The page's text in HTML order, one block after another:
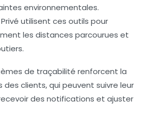
environnementales.
utilisent ces outils pour
les distances parcourues et
de traçabilité renforcent la
clients, qui peuvent suivre leur
des notifications et ajuster